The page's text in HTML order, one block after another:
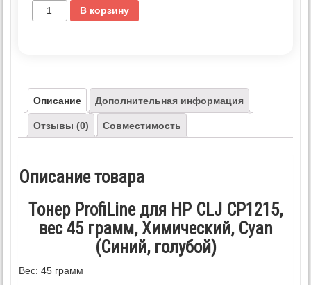
В корзину
Описание Дополнительная информация
Отзывы (0) Совместимость
Описание товара
Тонер ProfiLine для HP CLJ CP1215,
вес 45 грамм, Химический, Cyan
(Синий, голубой)
Вес: 45 грамм